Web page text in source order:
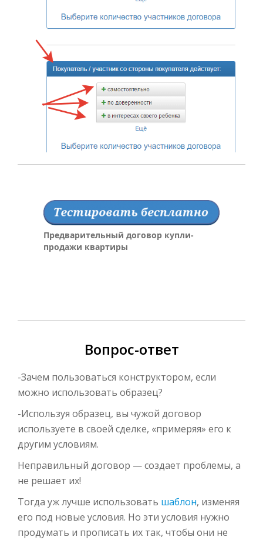
Предварительный договор купли-
продажи квартиры
Вопрос-ответ
-Зачем пользоваться конструктором, если
можно использовать образец?
-Используя образец, вы чужой договор
используете в своей сделке, «примеряя» его к
другим условиям.
Неправильный договор — создает проблемы, а
не решает их!
Тогда уж лучше использовать шаблон, изменяя
его под новые условия. Но эти условия нужно
продумать и прописать их так, чтобы они не